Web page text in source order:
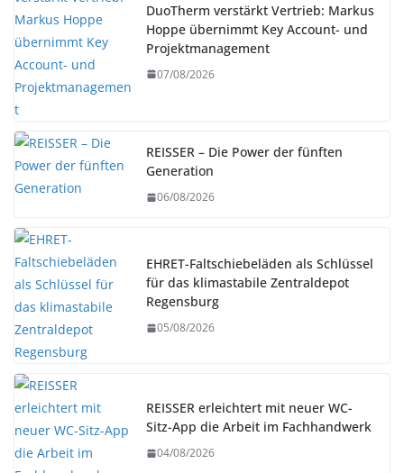
DuoTherm verstärkt Vertrieb: Markus
Hoppe übernimmt Key Account- und
Projektmanagement
07/08/2026
REISSER – Die Power der fünften
Generation
06/08/2026
EHRET-Faltschiebeläden als Schlüssel
für das klimastabile Zentraldepot
Regensburg
05/08/2026
REISSER erleichtert mit neuer WC-
Sitz-App die Arbeit im Fachhandwerk
04/08/2026